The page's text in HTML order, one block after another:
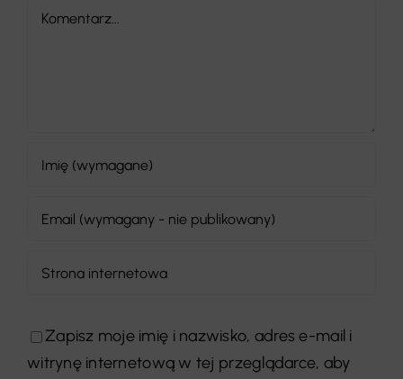
Comment
Zapisz moje imię i nazwisko, adres e-mail i
witrynę internetową w tej przeglądarce, aby